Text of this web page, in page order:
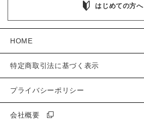
はじめての方へ
HOME
特定商取引法に基づく表示
プライバシーポリシー
会社概要